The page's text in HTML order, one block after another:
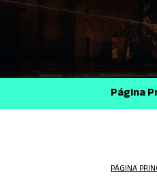
Página
PÁGINA